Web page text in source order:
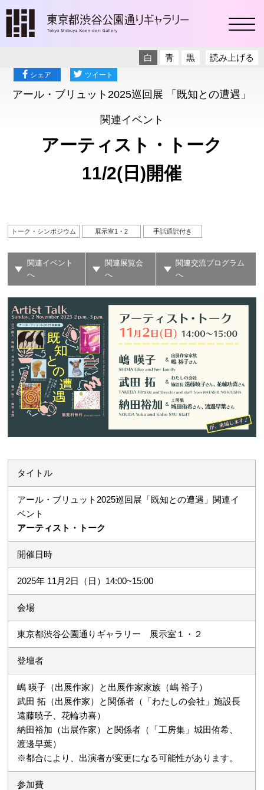
読み上げる
白 青 黒
シェア ツイート
アール・ブリュット2025巡回展 「既知との遭遇」
関連イベント
アーティスト・トーク
11/2(日)開催
トーク・シンポジウム 展示室1・2 手話通訳付き
関連イベント
へ
関連展覧会
へ
関連交流プログラム
へ
タイトル
アール・ブリュット2025巡回展「既知との遭遇」関連イ
ベント
アーティスト・トーク
開催日時
2025年 11月2日（日）14:00~15:00
会場
東京都渋谷公園通りギャラリー 展示室１・２
登壇者
嶋 暎子（出展作家）と出展作家家族（嶋 裕子）
武田 拓（出展作家）と関係者（「わたしの会社」施設長
遠藤暁子、花輪功喜）
納田裕加（出展作家）と関係者（「工房集」城田侑希、
渡邊早葉）
※都合により、出演者が変更になる可能性があります。
参加費